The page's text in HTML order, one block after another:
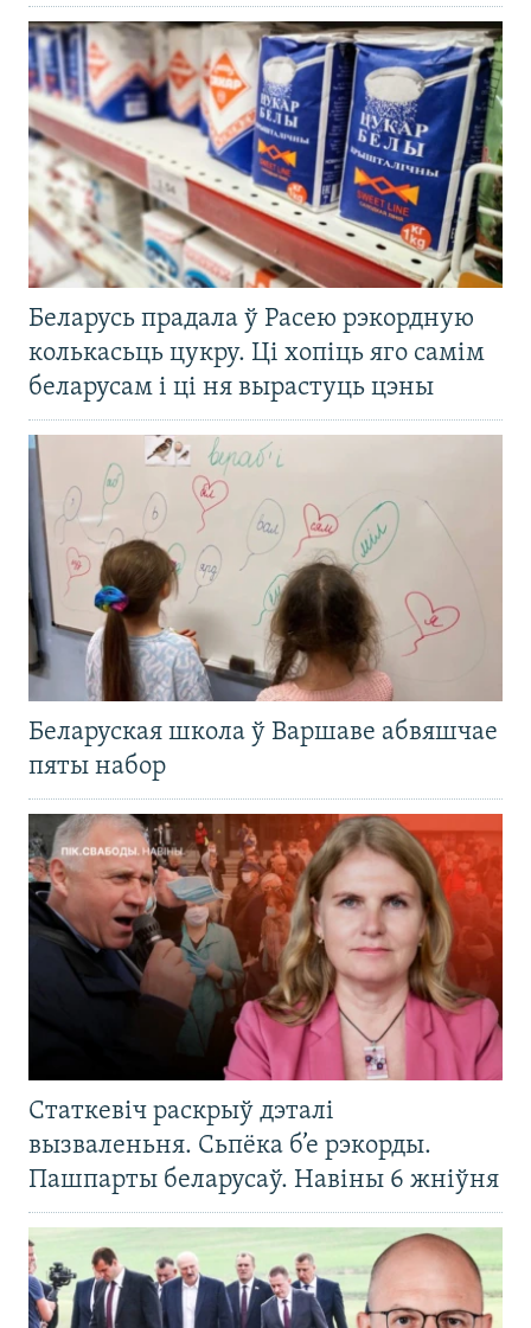
Беларусь прадала ў Расею рэкордную
колькасьць цукру. Ці хопіць яго самім
беларусам і ці ня вырастуць цэны
Беларуская школа ў Варшаве абвяшчае
пяты набор
Статкевіч раскрыў дэталі
вызваленьня. Сьпёка б’е рэкорды.
Пашпарты беларусаў. Навіны 6 жніўня